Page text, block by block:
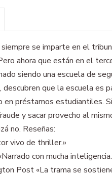
siempre se imparte en el
ahora que están en el
siendo una escuela de
descubren que la escuela es
en préstamos estudiantiles.
y sacar provecho al
no. Reseñas:
vivo de thriller.»
con mucha
Post «La trama se